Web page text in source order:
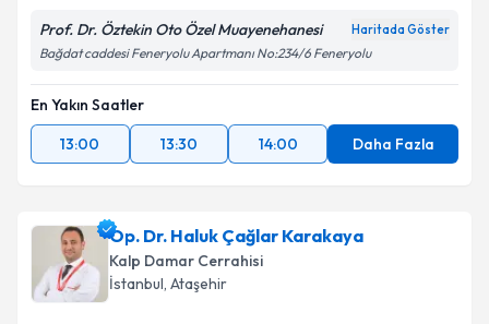
Prof. Dr. Öztekin Oto Özel Muayenehanesi Haritada Göster
Bağdat caddesi Feneryolu Apartmanı No:234/6 Feneryolu
En Yakın Saatler
13:00
13:30 14:00 Daha Fazla
Op. Dr. Haluk Çağlar Karakaya
Kalp Damar Cerrahisi
İstanbul, Ataşehir